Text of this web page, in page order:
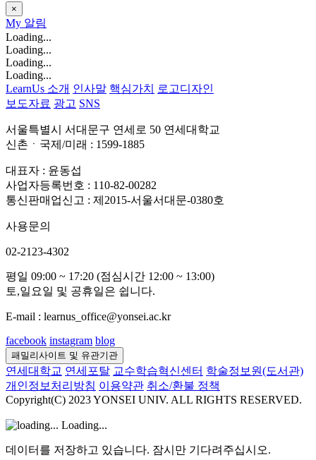
×
My 알림
Loading...
Loading...
Loading...
Loading...
LearnUs 소개 인사말 핵심가치
로고디자인
보도자료 광고 SNS
서울특별시 서대문구 연세로 50 연세대학교
신촌ㆍ국제/미래 : 1599-1885
대표자 : 윤동섭
사업자등록번호 : 110-82-00282
통신판매업신고 : 제2015-서울서대문-0380호
사용문의
02-2123-4302
평일 09:00 ~ 17:20 (점심시간 12:00 ~ 13:00)
토,일요일 및 공휴일은 쉽니다.
E-mail : learnus_office@yonsei.ac.kr
facebook instagram blog
패밀리사이트 및 유관기관
연세대학교 연세포탈 교수학습혁신센터 학술정보원(도서관)
개인정보처리방침 이용약관 취소/환불 정책
Copyright(C) 2023 YONSEI UNIV. ALL RIGHTS RESERVED.
Loading...
데이터를 저장하고 있습니다. 잠시만 기다려주십시오.